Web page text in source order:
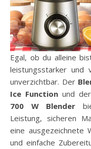
Egal, ob du alleine
leistungsstarker und
unverzichtbar. Der
Ice Functionund der
700 W Blender
Leistung, sicheren
eine ausgezeichnete
und einfache